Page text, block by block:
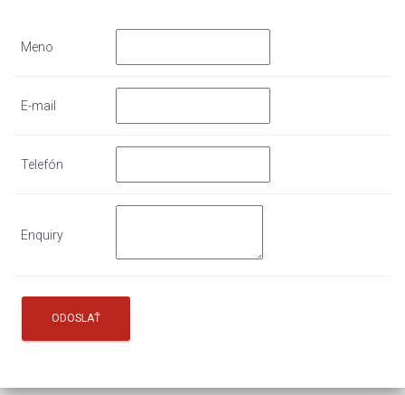
Meno
E-mail
Telefón
Enquiry